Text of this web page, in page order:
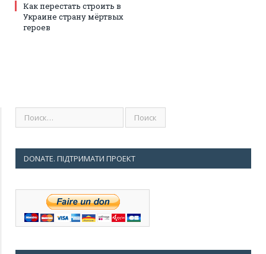
Как перестать строить в
Украине страну мёртвых
героев
DONATE. ПІДТРИМАТИ ПРОЕКТ